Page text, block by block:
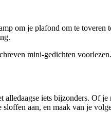
om je plafond om te
mini-gedichten
iets bijzonders. Of
aan, en maak van je